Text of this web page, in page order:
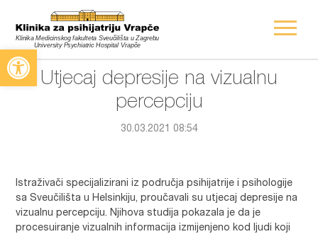
Open toolbar
Utjecaj depresije na vizualnu
percepciju
30.03.2021 08:54
Istraživači specijalizirani iz područja psihijatrije i psihologije
sa Sveučilišta u Helsinkiju, proučavali su utjecaj depresije na
vizualnu percepciju. Njihova studija pokazala je da je
procesuiranje vizualnih informacija izmijenjeno kod ljudi koji